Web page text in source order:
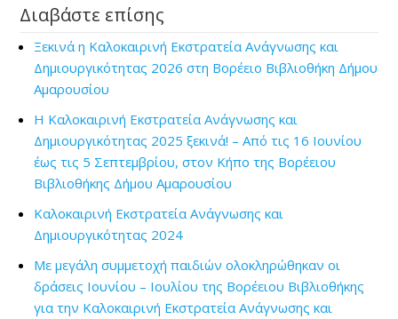
Διαβάστε επίσης
Ξεκινά η Καλοκαιρινή Εκστρατεία Ανάγνωσης και
Δημιουργικότητας 2026 στη Βορέειο Βιβλιοθήκη Δήμου
Αμαρουσίου
Η Καλοκαιρινή Εκστρατεία Ανάγνωσης και
Δημιουργικότητας 2025 ξεκινά! – Από τις 16 Ιουνίου
έως τις 5 Σεπτεμβρίου, στον Κήπο της Βορέειου
Βιβλιοθήκης Δήμου Αμαρουσίου
Καλοκαιρινή Εκστρατεία Ανάγνωσης και
Δημιουργικότητας 2024
Με μεγάλη συμμετοχή παιδιών ολοκληρώθηκαν οι
δράσεις Ιουνίου – Ιουλίου της Βορέειου Βιβλιοθήκης
για την Καλοκαιρινή Εκστρατεία Ανάγνωσης και